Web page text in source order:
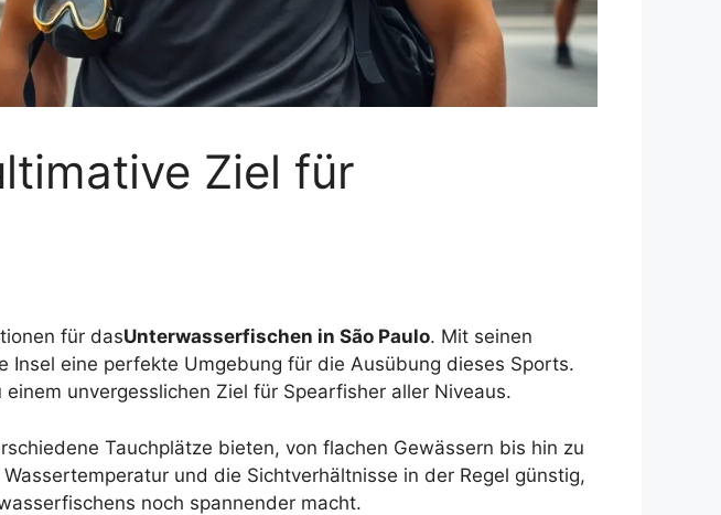
Ziel für
für dasUnterwasserfischen in São Paulo. Mit seinen
eine perfekte Umgebung für die Ausübung dieses Sports.
unvergesslichen Ziel für Spearfisher aller Niveaus.
Tauchplätze bieten, von flachen Gewässern bis hin zu
und die Sichtverhältnisse in der Regel günstig,
noch spannender macht.